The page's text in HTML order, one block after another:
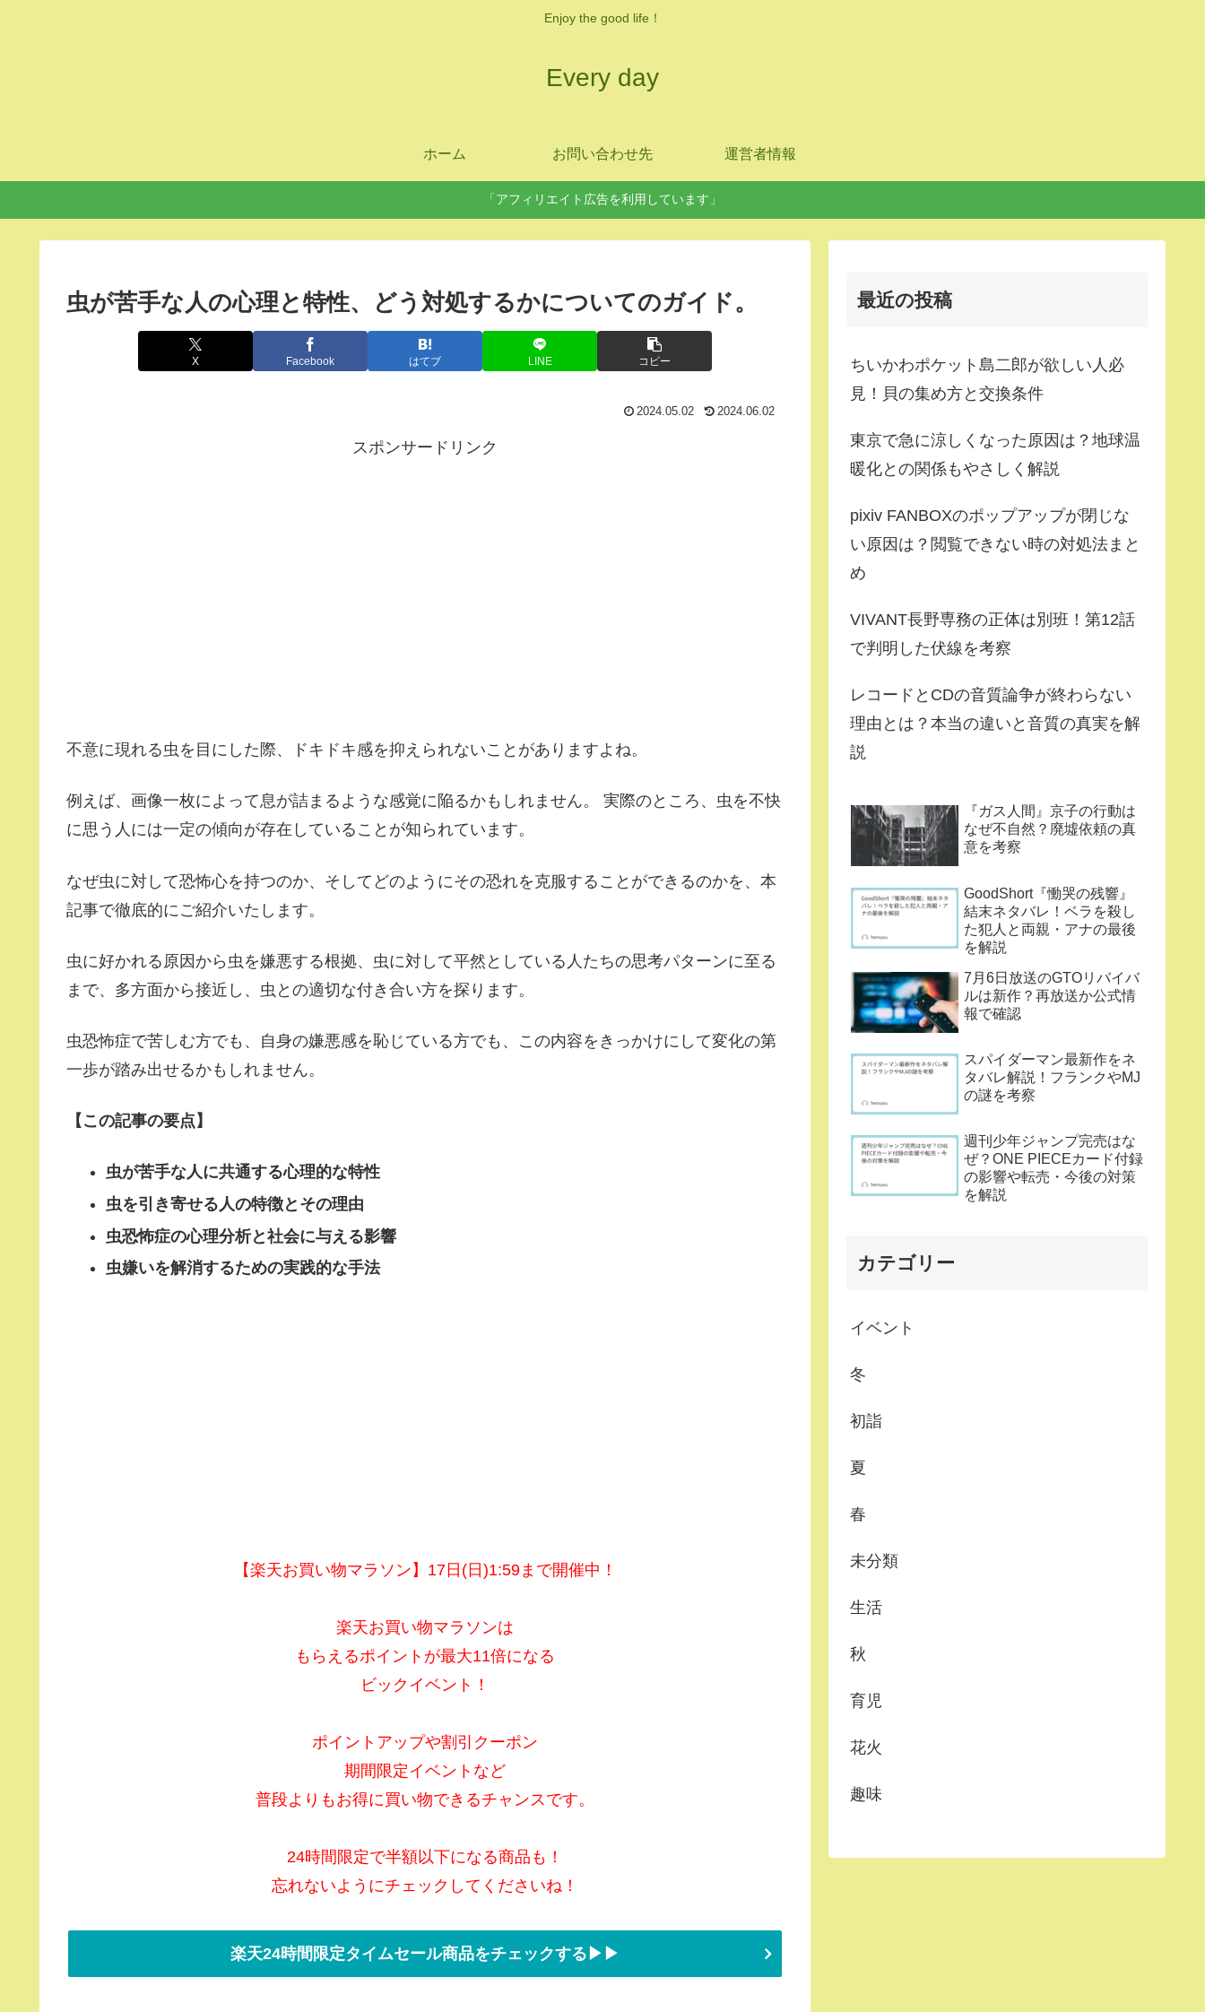
Enjoy the good life！
Every day
ホーム お問い合わせ先 運営者情報
「アフィリエイト広告を利用しています」
虫が苦手な人の心理と特性、どう対処するかについてのガイド。
X Facebook はてブ LINE コピー
2024.05.02 2024.06.02
スポンサードリンク
不意に現れる虫を目にした際、ドキドキ感を抑えられないことがありますよね。
例えば、画像一枚によって息が詰まるような感覚に陥るかもしれません。 実際のところ、虫を不快
に思う人には一定の傾向が存在していることが知られています。
なぜ虫に対して恐怖心を持つのか、そしてどのようにその恐れを克服することができるのかを、本
記事で徹底的にご紹介いたします。
虫に好かれる原因から虫を嫌悪する根拠、虫に対して平然としている人たちの思考パターンに至る
まで、多方面から接近し、虫との適切な付き合い方を探ります。
虫恐怖症で苦しむ方でも、自身の嫌悪感を恥じている方でも、この内容をきっかけにして変化の第
一歩が踏み出せるかもしれません。
【この記事の要点】
虫が苦手な人に共通する心理的な特性
虫を引き寄せる人の特徴とその理由
虫恐怖症の心理分析と社会に与える影響
虫嫌いを解消するための実践的な手法
【楽天お買い物マラソン】17日(日)1:59まで開催中！
楽天お買い物マラソンは
もらえるポイントが最大11倍になる
ビックイベント！
ポイントアップや割引クーポン
期間限定イベントなど
普段よりもお得に買い物できるチャンスです。
24時間限定で半額以下になる商品も！
忘れないようにチェックしてくださいね！
楽天24時間限定タイムセール商品をチェックする▶▶
最近の投稿
ちいかわポケット島二郎が欲しい人必
見！貝の集め方と交換条件
東京で急に涼しくなった原因は？地球温
暖化との関係もやさしく解説
pixiv FANBOXのポップアップが閉じな
い原因は？閲覧できない時の対処法まと
め
VIVANT長野専務の正体は別班！第12話
で判明した伏線を考察
レコードとCDの音質論争が終わらない
理由とは？本当の違いと音質の真実を解
説
『ガス人間』京子の行動は
なぜ不自然？廃墟依頼の真
意を考察
GoodShort『慟哭の残響』
結末ネタバレ！ベラを殺し
た犯人と両親・アナの最後
を解説
7月6日放送のGTOリバイバ
ルは新作？再放送か公式情
報で確認
スパイダーマン最新作をネ
タバレ解説！フランクやMJ
の謎を考察
週刊少年ジャンプ完売はな
ぜ？ONE PIECEカード付録
の影響や転売・今後の対策
を解説
カテゴリー
イベント
冬
初詣
夏
春
未分類
生活
秋
育児
花火
趣味